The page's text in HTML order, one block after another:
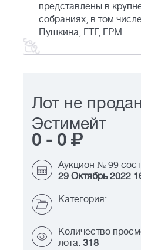
представлены в
собраниях, в том
Пушкина, ГТГ, ГРМ.
Лот не продан
Эстимейт
0 - 0
Аукцион № 99
29 Октябрь 2022
Категория:
Количество
лота: 318